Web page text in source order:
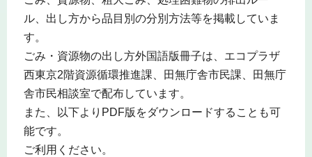
ル、出し方から品目別の分別方法等を掲載していま
す。
ごみ・資源物の出し方外国語版冊子は、エコプラザ
西東京2階資源循環推進課、田無庁舎市民課、田無庁
舎市民相談室で配布しています。
また、以下よりPDF版をダウンロードすることも可
能です。
ご利用ください。